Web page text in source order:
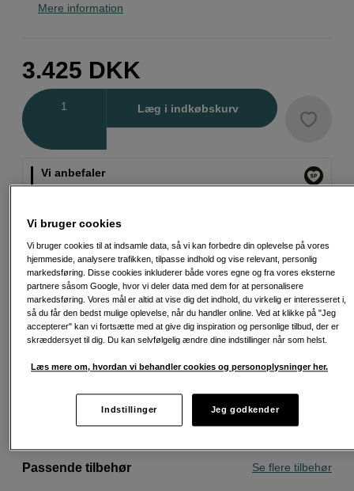
Mere information
3.425 DKK
Læg i indkøbskurv
Vi anbefaler
favoritter.
Læs mere
Fri fragt ved køb over 500 kr.
30 dages returret
Personlig service og ekspertrådgivning
Passende tilbehør Se flere tilbehør
Vi bruger cookies
Vi bruger cookies til at indsamle data, så vi kan forbedre din oplevelse på vores
hjemmeside, analysere trafikken, tilpasse indhold og vise relevant, personlig
markedsføring. Disse cookies inkluderer både vores egne og fra vores eksterne
partnere såsom Google, hvor vi deler data med dem for at personalisere
markedsføring. Vores mål er altid at vise dig det indhold, du virkelig er interesseret i,
så du får den bedst mulige oplevelse, når du handler online. Ved at klikke på "Jeg
accepterer" kan vi fortsætte med at give dig inspiration og personlige tilbud, der er
skræddersyet til dig. Du kan selvfølgelig ændre dine indstillinger når som helst.
Læs mere om, hvordan vi behandler cookies og personoplysninger her.
Indstillinger Jeg godkender